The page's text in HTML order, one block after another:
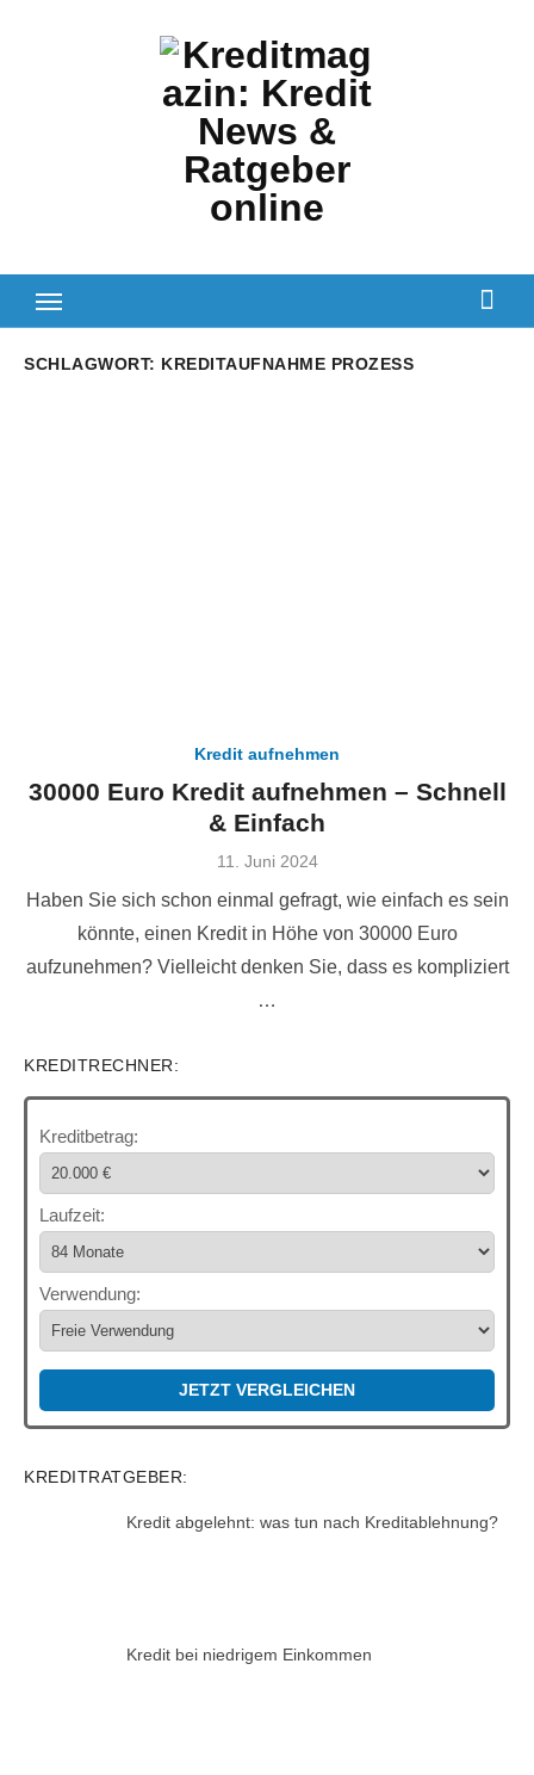
SCHLAGWORT: KREDITAUFNAHME PROZESS
Kredit aufnehmen
30000 Euro Kredit aufnehmen – Schnell
& Einfach
Veröffentlicht
11. Juni 2024
Haben Sie sich schon einmal gefragt, wie einfach es sein
könnte, einen Kredit in Höhe von 30000 Euro
aufzunehmen? Vielleicht denken Sie, dass es kompliziert
…
KREDITRECHNER:
Kreditbetrag:
Laufzeit:
Verwendung:
JETZT VERGLEICHEN
KREDITRATGEBER:
Kredit abgelehnt: was tun nach Kreditablehnung?
Kredit bei niedrigem Einkommen